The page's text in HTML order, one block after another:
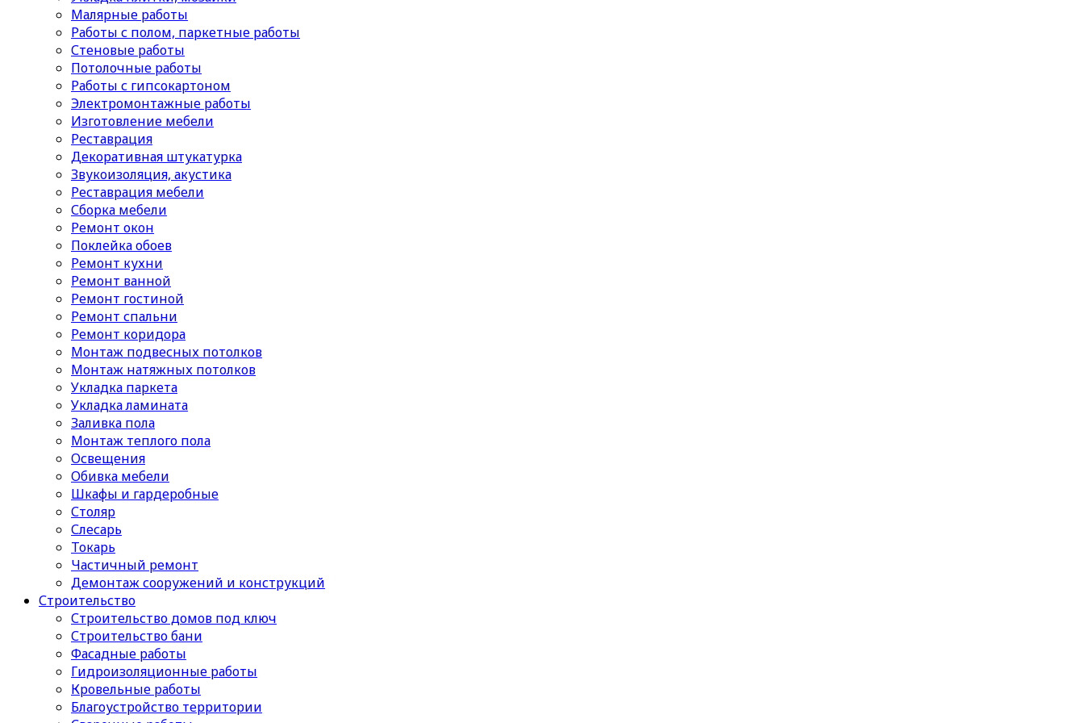
Малярные работы
Работы с полом, паркетные работы
Стеновые работы
Потолочные работы
Работы с гипсокартоном
Электромонтажные работы
Изготовление мебели
Реставрация
Декоративная штукатурка
Звукоизоляция, акустика
Реставрация мебели
Сборка мебели
Ремонт окон
Поклейка обоев
Ремонт кухни
Ремонт ванной
Ремонт гостиной
Ремонт спальни
Ремонт коридора
Монтаж подвесных потолков
Монтаж натяжных потолков
Укладка паркета
Укладка ламината
Заливка пола
Монтаж теплого пола
Освещения
Обивка мебели
Шкафы и гардеробные
Столяр
Слесарь
Токарь
Частичный ремонт
Демонтаж сооружений и конструкций
Строительство
Строительство домов под ключ
Строительство бани
Фасадные работы
Гидроизоляционные работы
Кровельные работы
Благоустройство территории